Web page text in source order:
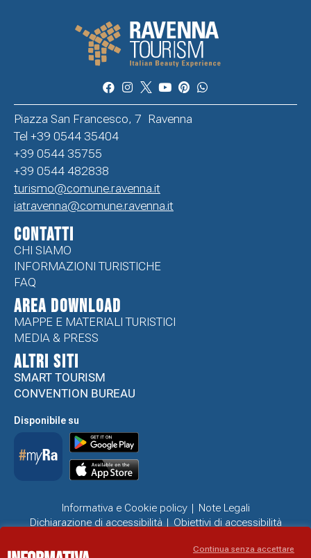
Piazza San Francesco, 7 Ravenna
Tel +39 0544 35404
+39 0544 35755
+39 0544 482838
turismo@comune.ravenna.it
iatravenna@comune.ravenna.it
CONTATTI
CHI SIAMO
INFORMAZIONI TURISTICHE
FAQ
Area Download
MAPPE E MATERIALI TURISTICI
MEDIA & PRESS
ALTRI SITI
SMART TOURISM
CONVENTION BUREAU
Disponibile su
Informativa e Cookie policy
Note Legali
Dichiarazione di accessibilità
Obiettivi di accessibilità
Continua senza accettare